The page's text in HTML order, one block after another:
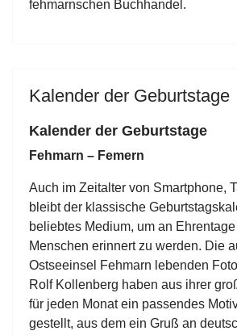
fehmarnschen Buchhandel.
Kalender der Geburtstage
Kalender der Geburtstage
Fehmarn – Femern
Auch im Zeitalter von Smartphone,
bleibt der klassische
beliebtes Medium, um an
Menschen erinnert zu werden. Die
Ostseeinsel Fehmarn lebenden
Rolf Kollenberg haben aus ihrer
für jeden Monat ein passendes
gestellt, aus dem ein Gruß an